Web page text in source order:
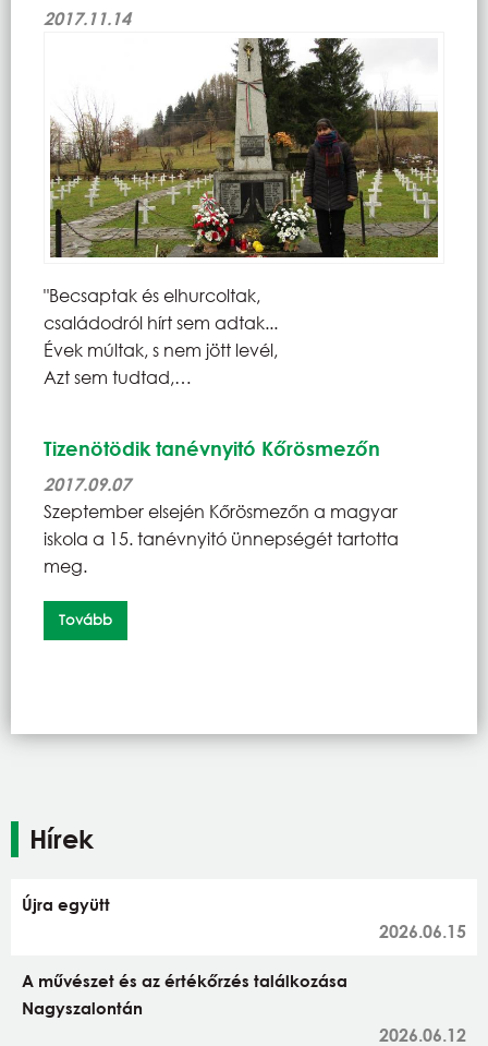
2017.11.14
"Becsaptak és elhurcoltak,
családodról hírt sem adtak...
Évek múltak, s nem jött levél,
Azt sem tudtad,…
Tizenötödik tanévnyitó Kőrösmezőn
2017.09.07
Szeptember elsején Kőrösmezőn a magyar
iskola a 15. tanévnyitó ünnepségét tartotta
meg.
Tovább
Hírek
Újra együtt
2026.06.15
A művészet és az értékőrzés találkozása
Nagyszalontán
2026.06.12